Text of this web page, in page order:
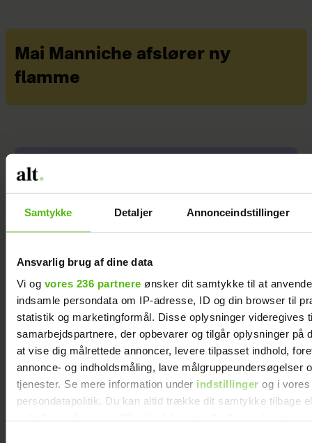
Samtykke Detaljer Annonceindstillinger
Ansvarlig brug af dine data
Vi og vores 236 partnere ønsker dit samtykke til at
indsamle persondata om IP-adresse, ID og din browser til
statistik og marketingformål. Disse oplysninger videregives
samarbejdspartnere, der opbevarer og tilgår oplysninger på
at vise dig målrettede annoncer, levere tilpasset indhold,
annonce- og indholdsmåling, lave målgruppeundersøgelser
tjenester. Se mere information under indstillinger og i vores
persondatapolitik. Du kan altid trække dit samtykke tilbage
Mai Manniche afslører ny
flamme
Janni Ree kan ikke gå i fred
på Smukfest: Det bliver
vildere og vildere